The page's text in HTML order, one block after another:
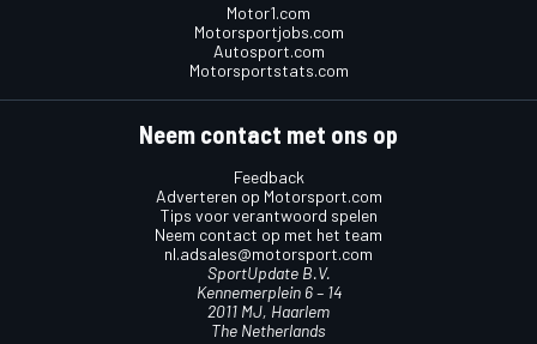
Motor1.com
Motorsportjobs.com
Autosport.com
Motorsportstats.com
Neem contact met ons op
Feedback
Adverteren op Motorsport.com
Tips voor verantwoord spelen
Neem contact op met het team
nl.adsales@motorsport.com
SportUpdate B.V.
Kennemerplein 6 – 14
2011 MJ, Haarlem
The Netherlands